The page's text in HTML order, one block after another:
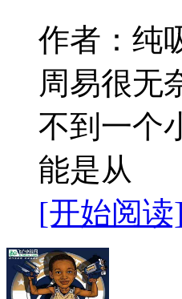
作者：纯
周易很无
不到一个
能是从
[开始阅读]